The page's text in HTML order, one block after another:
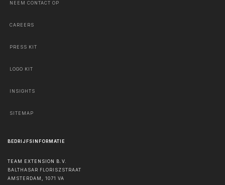
NEEM CONTACT OP
CAREERS
PRESS KIT
LOGO KIT
INSIGHTS
SITEMAP
BEDRIJFSINFORMATIE
TEAM EXTENSION B.V.
BALTHASAR FLORISZSTRAAT
AMSTERDAM
1071 VA